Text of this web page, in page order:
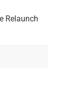
Relaunch